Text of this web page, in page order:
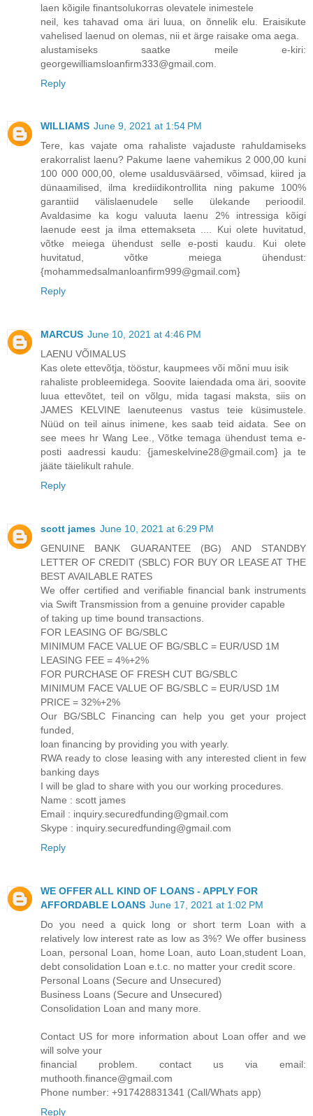
laen kõigile finantsolukorras olevatele inimestele
neil, kes tahavad oma äri luua, on õnnelik elu. Eraisikute
vahelised laenud on olemas, nii et ärge raisake oma aega.
alustamiseks saatke meile e-kiri:
georgewilliamsloanfirm333@gmail.com.
Reply
WILLIAMS June 9, 2021 at 1:54 PM
Tere, kas vajate oma rahaliste vajaduste rahuldamiseks
erakorralist laenu? Pakume laene vahemikus 2 000,00 kuni
100 000 000,00, oleme usaldusväärsed, võimsad, kiired ja
dünaamilised, ilma krediidikontrollita ning pakume 100%
garantiid välislaenudele selle ülekande perioodil.
Avaldasime ka kogu valuuta laenu 2% intressiga kõigi
laenude eest ja ilma ettemakseta .... Kui olete huvitatud,
võtke meiega ühendust selle e-posti kaudu. Kui olete
huvitatud, võtke meiega ühendust:
{mohammedsalmanloanfirm999@gmail.com}
Reply
MARCUS June 10, 2021 at 4:46 PM
LAENU VÕIMALUS
Kas olete ettevõtja, tööstur, kaupmees või mõni muu isik
rahaliste probleemidega. Soovite laiendada oma äri, soovite
luua ettevõtet, teil on võlgu, mida tagasi maksta, siis on
JAMES KELVINE laenuteenus vastus teie küsimustele.
Nüüd on teil ainus inimene, kes saab teid aidata. See on
see mees hr Wang Lee., Võtke temaga ühendust tema e-
posti aadressi kaudu: {jameskelvine28@gmail.com} ja te
jääte täielikult rahule.
Reply
scott james June 10, 2021 at 6:29 PM
GENUINE BANK GUARANTEE (BG) AND STANDBY
LETTER OF CREDIT (SBLC) FOR BUY OR LEASE AT THE
BEST AVAILABLE RATES
We offer certified and verifiable financial bank instruments
via Swift Transmission from a genuine provider capable
of taking up time bound transactions.
FOR LEASING OF BG/SBLC
MINIMUM FACE VALUE OF BG/SBLC = EUR/USD 1M
LEASING FEE = 4%+2%
FOR PURCHASE OF FRESH CUT BG/SBLC
MINIMUM FACE VALUE OF BG/SBLC = EUR/USD 1M
PRICE = 32%+2%
Our BG/SBLC Financing can help you get your project
funded,
loan financing by providing you with yearly.
RWA ready to close leasing with any interested client in few
banking days
I will be glad to share with you our working procedures.
Name : scott james
Email : inquiry.securedfunding@gmail.com
Skype : inquiry.securedfunding@gmail.com
Reply
WE OFFER ALL KIND OF LOANS - APPLY FOR
AFFORDABLE LOANS June 17, 2021 at 1:02 PM
Do you need a quick long or short term Loan with a
relatively low interest rate as low as 3%? We offer business
Loan, personal Loan, home Loan, auto Loan,student Loan,
debt consolidation Loan e.t.c. no matter your credit score.
Personal Loans (Secure and Unsecured)
Business Loans (Secure and Unsecured)
Consolidation Loan and many more.
Contact US for more information about Loan offer and we
will solve your
financial problem. contact us via email:
muthooth.finance@gmail.com
Phone number: +917428831341 (Call/Whats app)
Reply